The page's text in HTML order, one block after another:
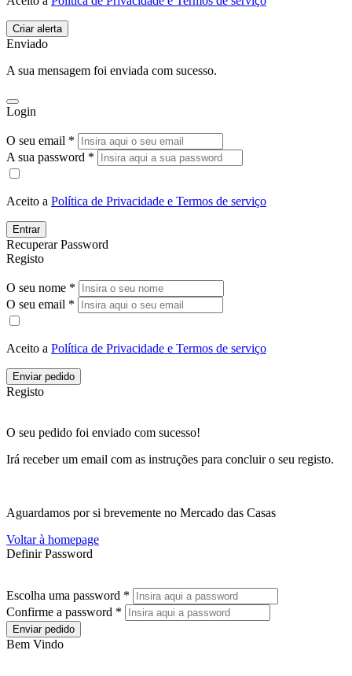
Enviado
A sua mensagem foi enviada com sucesso.
Login
O seu email *
A sua password *
Aceito a Política de Privacidade e Termos de serviço
Entrar
Recuperar Password
Registo
O seu nome *
O seu email *
Aceito a Política de Privacidade e Termos de serviço
Enviar pedido
Registo
O seu pedido foi enviado com sucesso!
Irá receber um email com as instruções para concluir o seu registo.
Aguardamos por si brevemente no Mercado das Casas
Voltar à homepage
Definir Password
Escolha uma password *
Confirme a password *
Enviar pedido
Bem Vindo